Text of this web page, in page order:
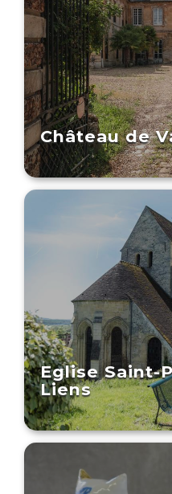
Château de
Eglise Saint-
Liens